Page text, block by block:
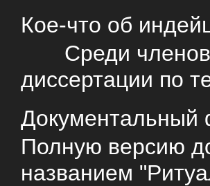
Кое-что об
Среди членов
диссертации по
Документальный
Полную версию
названием